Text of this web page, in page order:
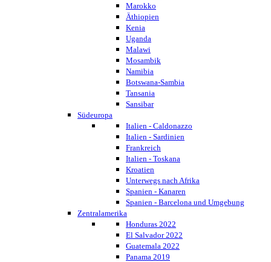
Marokko
Äthiopien
Kenia
Uganda
Malawi
Mosambik
Namibia
Botswana-Sambia
Tansania
Sansibar
Südeuropa
Italien - Caldonazzo
Italien - Sardinien
Frankreich
Italien - Toskana
Kroatien
Unterwegs nach Afrika
Spanien - Kanaren
Spanien - Barcelona und Umgebung
Zentralamerika
Honduras 2022
El Salvador 2022
Guatemala 2022
Panama 2019